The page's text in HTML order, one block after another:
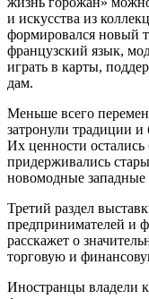
и искусства из
формировался новый
французский язык,
играть в карты,
дам.
Меньше всего
затронули традиции
Их ценности остались
придерживались
новомодные
Третий раздел
предпринимателей и
расскажет о
торговую и
Иностранцы владели